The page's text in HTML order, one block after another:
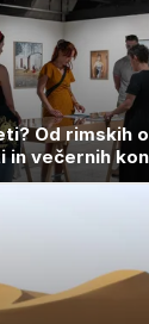
Od rimskih
in večernih